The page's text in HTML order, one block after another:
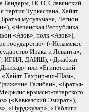
Бандеры, НСО, Славянский
Туркестана, Хайят
мусульмане, Легион
«Чеченская Республика
«Азов», полк «Азов»),
государство» («Исламское
Ирака и Леванта»,
ИГИЛ, ДАИШ), «Джабхат
или «Египетский
«Хайят Тахрир-аш-Шам»,
Талибан», «Братья-
крымско-татарского
(«Кавказский Эмират»),
«Нурджулар», «Таблиги